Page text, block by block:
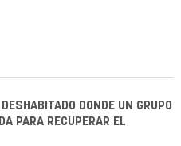
DONDE UN GRUPO
PARA RECUPERAR EL